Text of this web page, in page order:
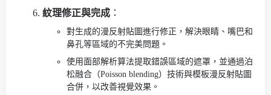
紋理修正與完成 ：
對生成的漫反射貼圖進行修正，解決眼睛、嘴巴和
鼻孔等區域的不完美問題。
使用面部解析算法提取錯誤區域的遮罩，並通過泊
松融合（Poisson blending）技術與模板漫反射貼圖
合併，以改善視覺效果。